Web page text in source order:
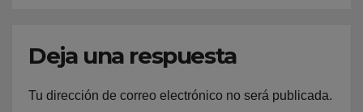
Deja una respuesta
Tu dirección de correo electrónico no será publicada.